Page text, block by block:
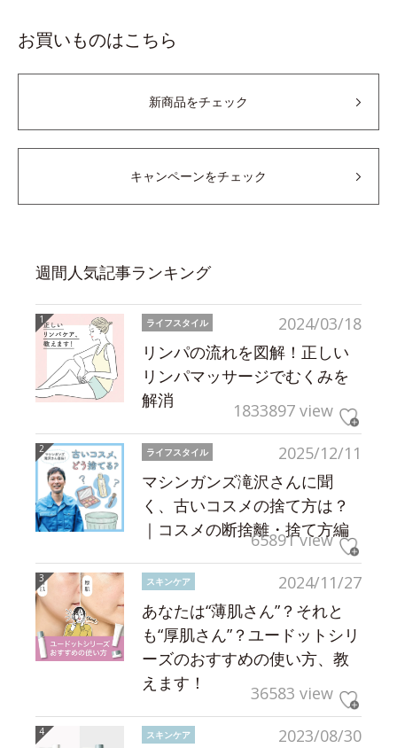
お買いものはこちら
新商品をチェック
キャンペーンをチェック
週間人気記事ランキング
2024/03/18
ライフスタイル
リンパの流れを図解！正しい
リンパマッサージでむくみを
解消
1833897 view
2025/12/11
ライフスタイル
マシンガンズ滝沢さんに聞
く、古いコスメの捨て方は？
｜コスメの断捨離・捨て方編
65891 view
2024/11/27
スキンケア
あなたは“薄肌さん”？それと
も“厚肌さん”？ユードットシリ
ーズのおすすめの使い方、教
えます！
36583 view
2023/08/30
スキンケア